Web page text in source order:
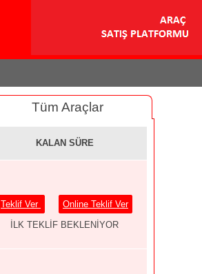
Tüm Araçlar
KALAN SÜRE
Teklif Ver
Online Teklif Ver
İLK TEKLİF BEKLENİYOR